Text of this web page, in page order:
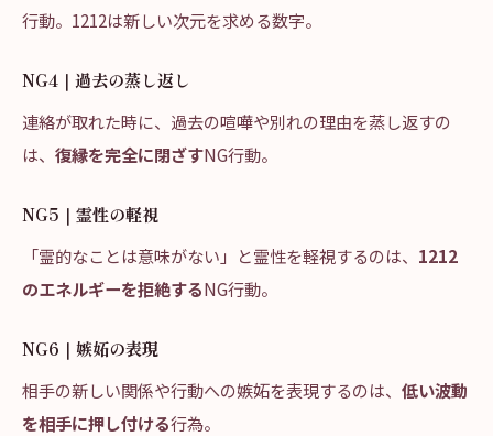
行動。1212は新しい次元を求める数字。
NG4｜過去の蒸し返し
連絡が取れた時に、過去の喧嘩や別れの理由を蒸し返すの
は、 復縁を完全に閉ざすNG行動。
NG5｜霊性の軽視
「霊的なことは意味がない」と霊性を軽視するのは、 1212
のエネルギーを拒絶するNG行動。
NG6｜嫉妬の表現
相手の新しい関係や行動への嫉妬を表現するのは、 低い波動
を相手に押し付ける行為。